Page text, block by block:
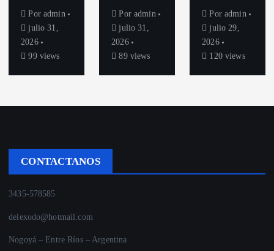
Por admin
julio 31,
2026
99 views
Por admin
julio 31,
2026
89 views
Por admin
julio 29,
2026
120 views
CONTACTANOS
3435-578585
delexodo@hotmail.com
Nogoyá – Entre Ríos – Argentina